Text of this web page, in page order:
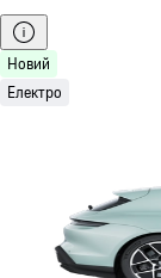
Новий
Електро